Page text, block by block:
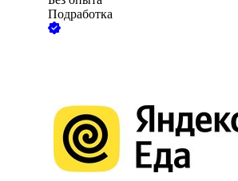
Подработка